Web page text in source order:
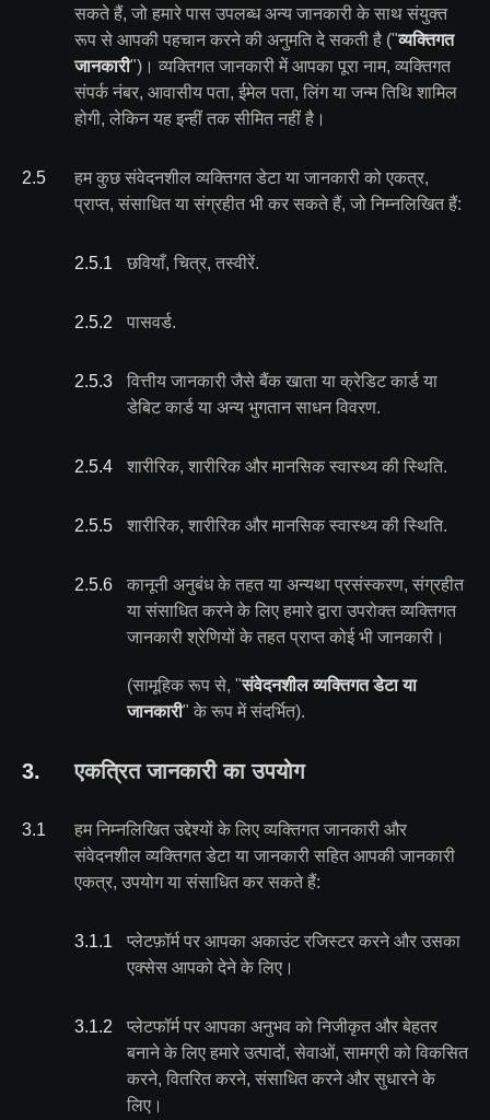
सकते हैं, जो हमारे पास उपलब्ध अन्य जानकारी के साथ संयुक्त
रूप से आपकी पहचान करने की अनुमति दे सकती है ("व्यक्तिगत
जानकारी")। व्यक्तिगत जानकारी में आपका पूरा नाम, व्यक्तिगत
संपर्क नंबर, आवासीय पता, ईमेल पता, लिंग या जन्म तिथि शामिल
होगी, लेकिन यह इन्हीं तक सीमित नहीं है।
2.5
हम कुछ संवेदनशील व्यक्तिगत डेटा या जानकारी को एकत्र,
प्राप्त, संसाधित या संग्रहीत भी कर सकते हैं, जो निम्नलिखित हैं:
2.5.1 छवियाँ, चित्र, तस्वीरें.
2.5.2 पासवर्ड.
2.5.3
वित्तीय जानकारी जैसे बैंक खाता या क्रेडिट कार्ड या
डेबिट कार्ड या अन्य भुगतान साधन विवरण.
2.5.4 शारीरिक, शारीरिक और मानसिक स्वास्थ्य की स्थिति.
2.5.5 शारीरिक, शारीरिक और मानसिक स्वास्थ्य की स्थिति.
2.5.6
कानूनी अनुबंध के तहत या अन्यथा प्रसंस्करण, संग्रहीत
या संसाधित करने के लिए हमारे द्वारा उपरोक्त व्यक्तिगत
जानकारी श्रेणियों के तहत प्राप्त कोई भी जानकारी।
(सामूहिक रूप से, "संवेदनशील व्यक्तिगत डेटा या
जानकारी" के रूप में संदर्भित).
3. एकत्रित जानकारी का उपयोग
3.1
हम निम्नलिखित उद्देश्यों के लिए व्यक्तिगत जानकारी और
संवेदनशील व्यक्तिगत डेटा या जानकारी सहित आपकी जानकारी
एकत्र, उपयोग या संसाधित कर सकते हैं:
3.1.1
प्लेटफ़ॉर्म पर आपका अकाउंट रजिस्टर करने और उसका
एक्सेस आपको देने के लिए।
3.1.2
प्लेटफॉर्म पर आपका अनुभव को निजीकृत और बेहतर
बनाने के लिए हमारे उत्पादों, सेवाओं, सामग्री को विकसित
करने, वितरित करने, संसाधित करने और सुधारने के
लिए।